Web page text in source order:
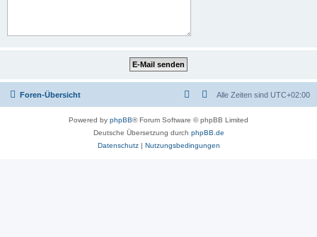
Foren-Übersicht Alle Zeiten sind UTC+02:00
Powered by phpBB® Forum Software © phpBB Limited
Deutsche Übersetzung durch phpBB.de
Datenschutz| Nutzungsbedingungen